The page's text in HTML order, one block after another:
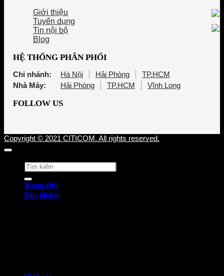
Giới thiệu
Tuyển dụng
Tin nội bộ
Blog
HỆ THỐNG PHÂN PHỐI
Chi nhánh: Hà Nội Hải Phòng
TP.HCM
Nhà Máy:
Hải Phòng TP.HCM Vĩnh Long
FOLLOW US
Copyright © 2021 CITICOM. All rights reserved.
Tìm
kiếm:
Trang chủ
Sản phẩm